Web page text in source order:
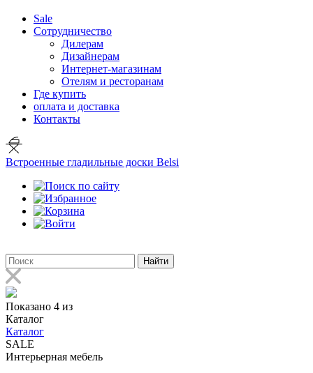
Sale
Сотрудничество
Дилерам
Дизайнерам
Интернет-магазинам
Отелям и ресторанам
Где купить
оплата и доставка
Контакты
Встроенные гладильные доски Belsi
Найти
Показано 4 из
Каталог
Каталог
SALE
Интерьерная мебель